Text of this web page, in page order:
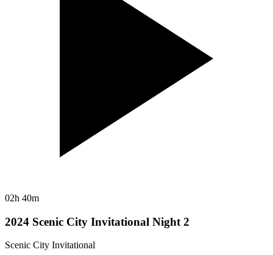
02h 40m
2024 Scenic City Invitational Night 2
Scenic City Invitational